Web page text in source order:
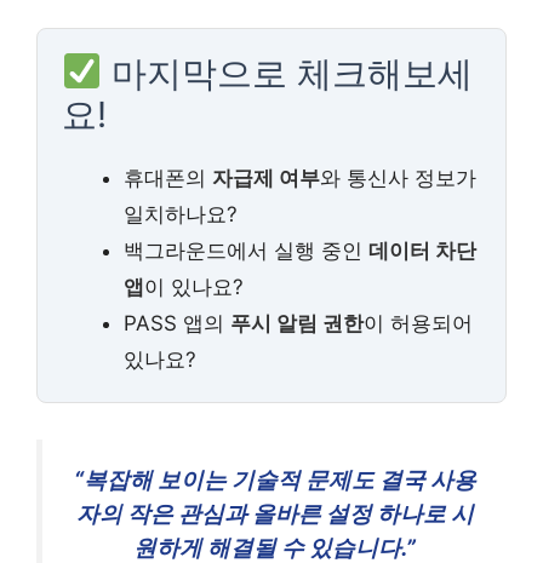
마지막으로 체크해보세
요!
휴대폰의 자급제 여부와 통신사 정보가
일치하나요?
백그라운드에서 실행 중인 데이터 차단
앱이 있나요?
PASS 앱의 푸시 알림 권한이 허용되어
있나요?
“복잡해 보이는 기술적 문제도 결국 사용
자의 작은 관심과 올바른 설정 하나로 시
원하게 해결될 수 있습니다.”